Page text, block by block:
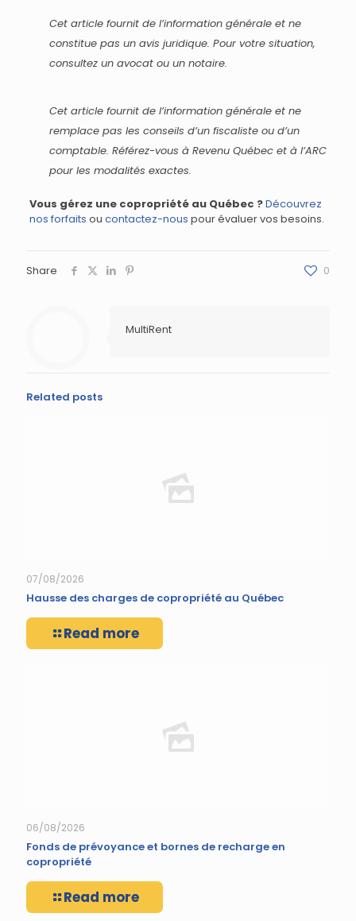
Cet article fournit de l’information générale et ne
constitue pas un avis juridique. Pour votre situation,
consultez un avocat ou un notaire.
Cet article fournit de l’information générale et ne
remplace pas les conseils d’un fiscaliste ou d’un
comptable. Référez-vous à Revenu Québec et à l’ARC
pour les modalités exactes.
Vous gérez une copropriété au Québec ?Découvrez
nos forfaits ou contactez-nous pour évaluer vos besoins.
Share 0
MultiRent
Related posts
07/08/2026
Hausse des charges de copropriété au Québec
Read more
06/08/2026
Fonds de prévoyance et bornes de recharge en
copropriété
Read more